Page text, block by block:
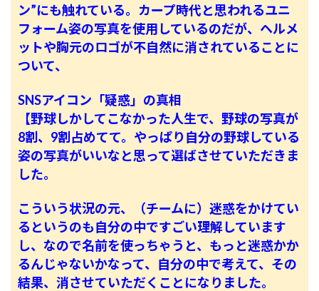
ン”にも触れている。カープ時代と思われるユニ
フォーム姿の写真を使用しているのだが、ヘルメ
ットや胸元のロゴが不自然に消されていることに
ついて、
SNSアイコン「疑惑」の真相
【野球しかしてこなかった人生で、野球の写真が
8割、9割占めてて。やっぱり自分の野球している
姿の写真がいいなと思って選ばさせていただきま
した。
こういう状況の元、（チームに）迷惑をかけてい
るというのも自分の中ですごい理解しています
し、なので名前を使っちゃうと、もっと迷惑かか
るんじゃないかなって、自分の中で考えて、その
結果、消させていただくことになりました。